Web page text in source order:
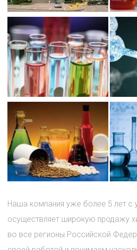
Наша компания уже более 5 лет с
осуществляет широкую продажу
во все регионы Российской